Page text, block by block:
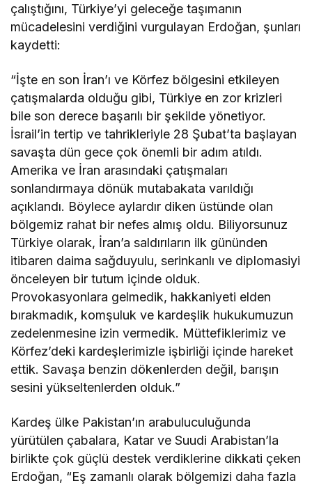
çalıştığını, Türkiye’yi geleceğe taşımanın
mücadelesini verdiğini vurgulayan Erdoğan, şunları
kaydetti:
“İşte en son İran’ı ve Körfez bölgesini etkileyen
çatışmalarda olduğu gibi, Türkiye en zor krizleri
bile son derece başarılı bir şekilde yönetiyor.
İsrail’in tertip ve tahrikleriyle 28 Şubat’ta başlayan
savaşta dün gece çok önemli bir adım atıldı.
Amerika ve İran arasındaki çatışmaları
sonlandırmaya dönük mutabakata varıldığı
açıklandı. Böylece aylardır diken üstünde olan
bölgemiz rahat bir nefes almış oldu. Biliyorsunuz
Türkiye olarak, İran’a saldırıların ilk gününden
itibaren daima sağduyulu, serinkanlı ve diplomasiyi
önceleyen bir tutum içinde olduk.
Provokasyonlara gelmedik, hakkaniyeti elden
bırakmadık, komşuluk ve kardeşlik hukukumuzun
zedelenmesine izin vermedik. Müttefiklerimiz ve
Körfez’deki kardeşlerimizle işbirliği içinde hareket
ettik. Savaşa benzin dökenlerden değil, barışın
sesini yükseltenlerden olduk.”
Kardeş ülke Pakistan’ın arabuluculuğunda
yürütülen çabalara, Katar ve Suudi Arabistan’la
birlikte çok güçlü destek verdiklerine dikkati çeken
Erdoğan, “Eş zamanlı olarak bölgemizi daha fazla